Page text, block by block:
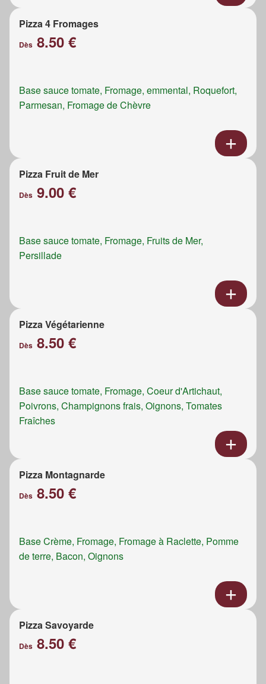
Pizza 4 Fromages
Dès 8.50 €
Base sauce tomate, Fromage, emmental, Roquefort,
Parmesan, Fromage de Chèvre
Pizza Fruit de Mer
Dès 9.00 €
Base sauce tomate, Fromage, Fruits de Mer,
Persillade
Pizza Végétarienne
Dès 8.50 €
Base sauce tomate, Fromage, Coeur d'Artichaut,
Poivrons, Champignons frais, Oignons, Tomates
Fraîches
Pizza Montagnarde
Dès 8.50 €
Base Crème, Fromage, Fromage à Raclette, Pomme
de terre, Bacon, Oignons
Pizza Savoyarde
Dès 8.50 €